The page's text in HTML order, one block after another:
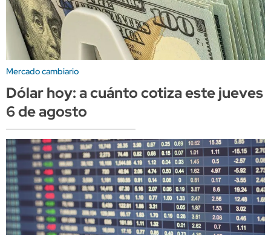
Mercado cambiario
Dólar hoy: a cuánto cotiza este jueves
6 de agosto